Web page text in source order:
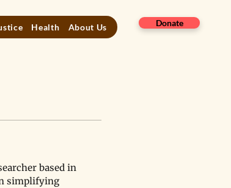
Health About Us Donate
based in
simplifying